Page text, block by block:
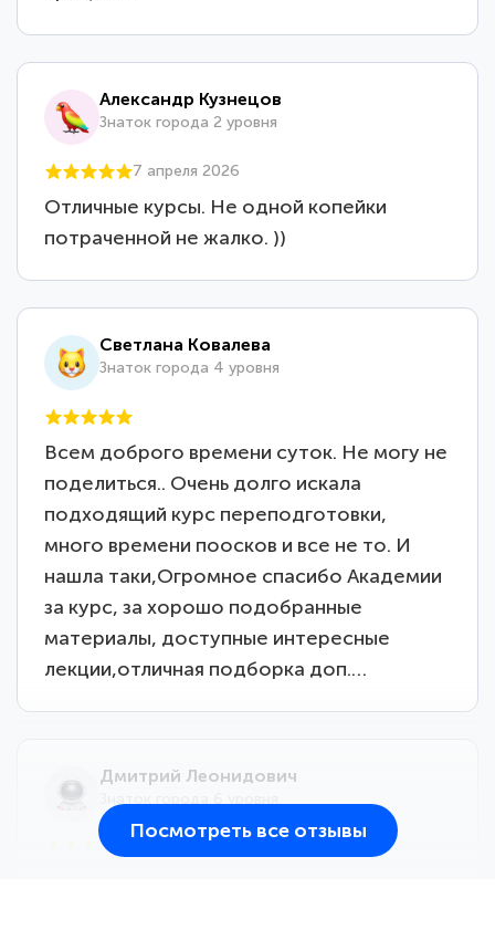
Александр Кузнецов
Знаток города 2 уровня
7 апреля 2026
Отличные курсы. Не одной копейки
потраченной не жалко. ))
Светлана Ковалева
Знаток города 4 уровня
Всем доброго времени суток. Не могу не
поделиться.. Очень долго искала
подходящий курс переподготовки,
много времени поосков и все не то. И
нашла таки,Огромное спасибо Академии
за курс, за хорошо подобранные
материалы, доступные интересные
лекции,отличная подборка доп.…
Дмитрий Леонидович
Посмотреть все отзывы